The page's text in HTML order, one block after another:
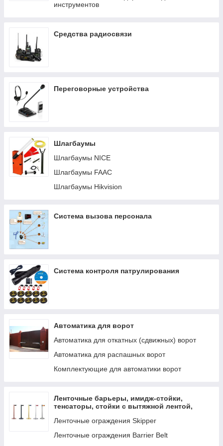
Гарнитура игровые
Гарнитура проводные
Плойка
CAD
Система охлаждения/Подставка
Принтер для цветной печати
Разветвитель USB (HUB)
Сетевой фильтр
Смарт часы
USB Флеш
Стабилизатор электропитания
Стол регулируемый
Сумка для ноутбука
инструментов
Средства радиосвязи
Переговорные устройства
Шлагбаумы
Шлагбаумы NICE
Шлагбаумы FAAC
Шлагбаумы Hikvision
Система вызова персонала
Система контроля патрулирования
Автоматика для ворот
Автоматика для откатных (сдвижных) ворот
Автоматика для распашных ворот
Комплектующие для автоматики ворот
Ленточные барьеры, имидж-стойки,
тенсаторы, стойки с вытяжной лентой,
Ленточные ограждения Skipper
Ленточные ограждения Barrier Belt